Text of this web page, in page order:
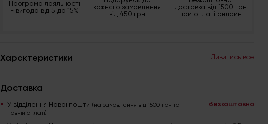
Програма лояльності
- вигода від 5 до 15%
кожного замовлення
від 450 грн
доставка від 1500 грн
при оплаті онлайн
Характеристики Дивитись все
Доставка
У відділення Нової пошти (на замовлення від 1500 грн та
повній оплаті)
безкоштовно